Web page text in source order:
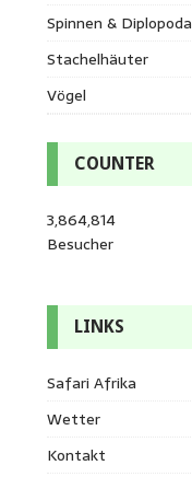
Spinnen & Diplopoda
Stachelhäuter
Vögel
COUNTER
3,864,814
Besucher
LINKS
Safari Afrika
Wetter
Kontakt